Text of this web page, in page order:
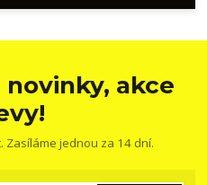
akce
Zasíláme jednou za 14 dní.